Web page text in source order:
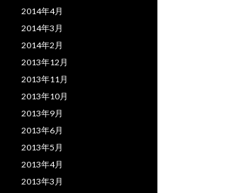
2014年4月
2014年3月
2014年2月
2013年12月
2013年11月
2013年10月
2013年9月
2013年6月
2013年5月
2013年4月
2013年3月